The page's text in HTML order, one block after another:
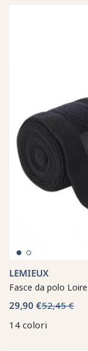
LEMIEUX
Fasce da polo
29,90 €52,45 €
14 colori